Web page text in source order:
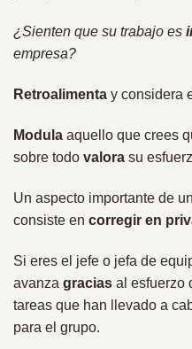
¿Sienten que su trabajo es
empresa?
Retroalimenta y considera
Modula aquello que crees
sobre todo valora su
Un aspecto importante de
consiste en corregir en
Si eres el jefe o jefa de
avanza gracias al esfuerzo
tareas que han llevado a
para el grupo.